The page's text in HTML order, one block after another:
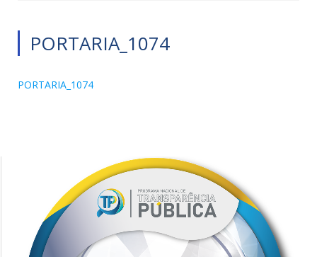
PORTARIA_1074
PORTARIA_1074